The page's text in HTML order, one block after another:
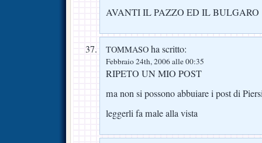
AVANTI IL PAZZO ED IL BULGARO
TOMMASO ha scritto:
Febbraio 24th, 2006 alle 00:35
RIPETO UN MIO POST
ma non si possono abbuiare i post di
leggerli fa male alla vista